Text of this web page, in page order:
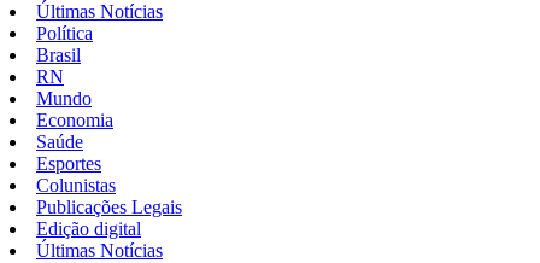
Últimas Notícias
Política
Brasil
RN
Mundo
Economia
Saúde
Esportes
Colunistas
Publicações Legais
Edição digital
Últimas Notícias